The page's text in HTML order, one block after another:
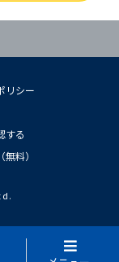
リシー
する
料）